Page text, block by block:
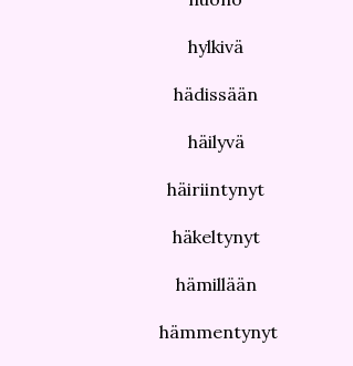
hylkivä
hädissään
häilyvä
häiriintynyt
häkeltynyt
hämillään
hämmentynyt